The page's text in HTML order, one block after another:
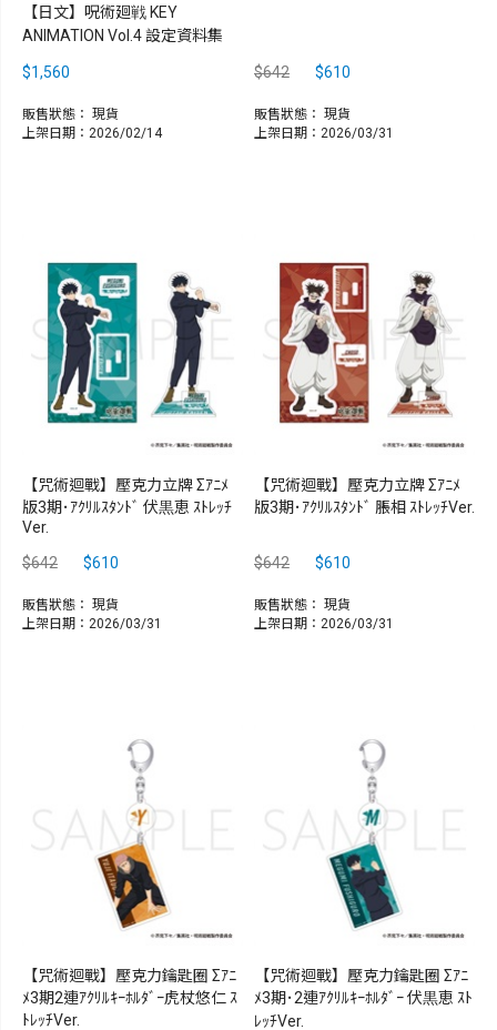
【日文】呪術廻戦 KEY
ANIMATION Vol.4 設定資料集
$1,560
販售狀態： 現貨
上架日期：2026/02/14
$642 $610
販售狀態： 現貨
上架日期：2026/03/31
【咒術迴戰】壓克力立牌 Σｱﾆﾒ
版3期･ｱｸﾘﾙｽﾀﾝﾄﾞ 伏黒恵 ｽﾄﾚｯﾁ
Ver.
$642
$610
販售狀態： 現貨
上架日期：2026/03/31
【咒術迴戰】壓克力立牌 Σｱﾆﾒ
版3期･ｱｸﾘﾙｽﾀﾝﾄﾞ 脹相 ｽﾄﾚｯﾁVer.
$642 $610
販售狀態： 現貨
上架日期：2026/03/31
【咒術迴戰】壓克力鑰匙圈 Σｱﾆ
ﾒ3期2連ｱｸﾘﾙｷｰﾎﾙﾀﾞｰ虎杖悠仁 ｽ
ﾄﾚｯﾁVer.
【咒術迴戰】壓克力鑰匙圈 Σｱﾆ
ﾒ3期･2連ｱｸﾘﾙｷｰﾎﾙﾀﾞｰ 伏黒恵 ｽﾄ
ﾚｯﾁVer.